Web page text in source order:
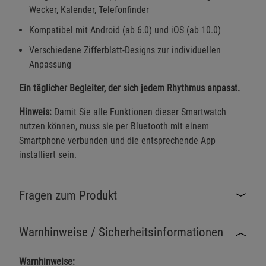
Wecker, Kalender, Telefonfinder
Kompatibel mit Android (ab 6.0) und iOS (ab 10.0)
Verschiedene Zifferblatt-Designs zur individuellen
Anpassung
Ein täglicher Begleiter, der sich jedem Rhythmus anpasst.
Hinweis: Damit Sie alle Funktionen dieser Smartwatch
nutzen können, muss sie per Bluetooth mit einem
Smartphone verbunden und die entsprechende App
installiert sein.
Fragen zum Produkt
Warnhinweise / Sicherheitsinformationen
Warnhinweise: